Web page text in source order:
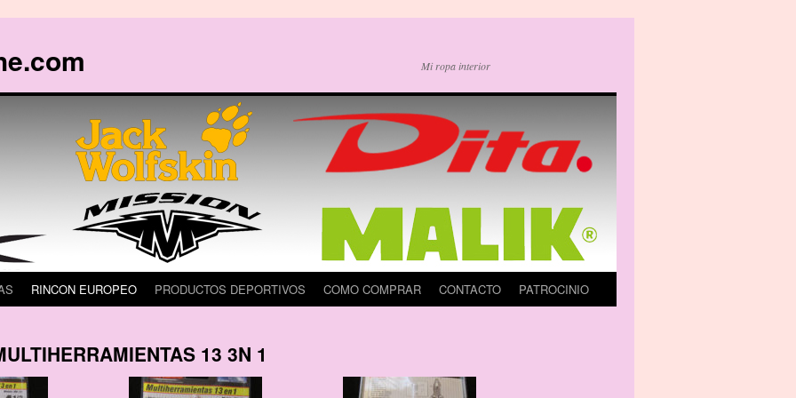
Mi ropa interior
RINCON EUROPEO PRODUCTOS DEPORTIVOS COMO COMPRAR CONTACTO PATROCINIO
13 3N 1